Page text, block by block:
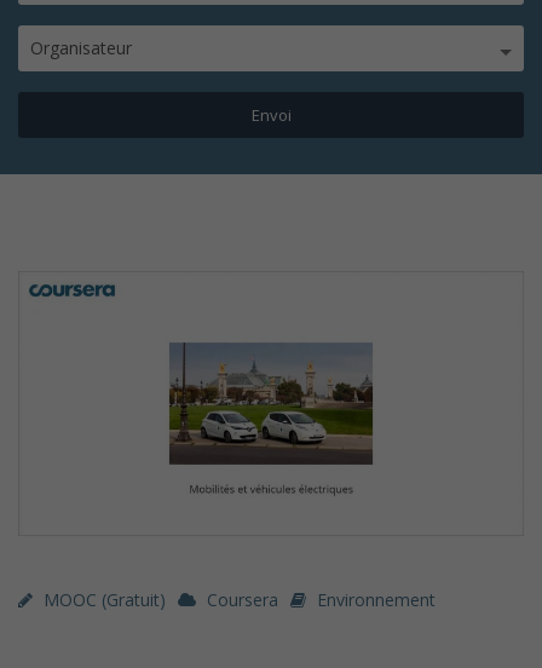
Organisateur
MOOC (gratuit) Coursera Environnement